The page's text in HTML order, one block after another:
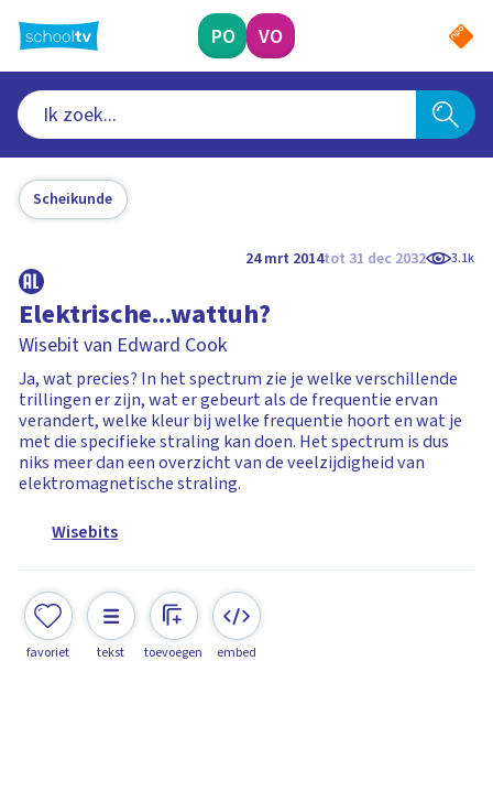
naar
hoofdinhoud
PO VO
Scheikunde
24 mrt 2014tot 31 dec 2032 3.1k
Elektrische...wattuh?
Wisebit van Edward Cook
Ja, wat precies? In het spectrum zie je welke verschillende
trillingen er zijn, wat er gebeurt als de frequentie ervan
verandert, welke kleur bij welke frequentie hoort en wat je
met die specifieke straling kan doen. Het spectrum is dus
niks meer dan een overzicht van de veelzijdigheid van
elektromagnetische straling.
Wisebits
favoriet tekst toevoegen embed